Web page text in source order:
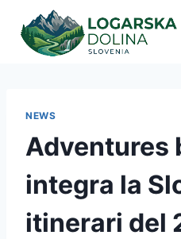
contenuto
NEWS
Adventures
integra la
itinerari del